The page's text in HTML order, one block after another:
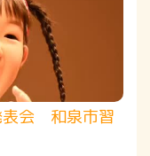
表会 和泉市習